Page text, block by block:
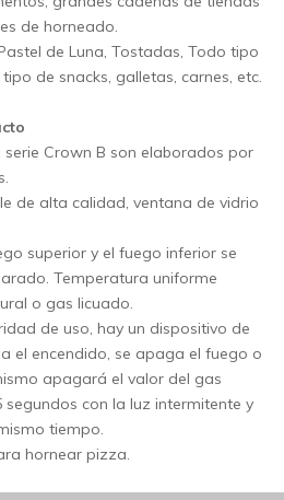
de horneado.
de Luna, Tostadas, Todo tipo
de snacks, galletas, carnes, etc.
serie Crown B son elaborados por
de alta calidad, ventana de vidrio
superior y el fuego inferior se
Temperatura uniforme
o gas licuado.
de uso, hay un dispositivo de
el encendido, se apaga el fuego o
apagará el valor del gas
con la luz intermitente y
tiempo.
hornear pizza.